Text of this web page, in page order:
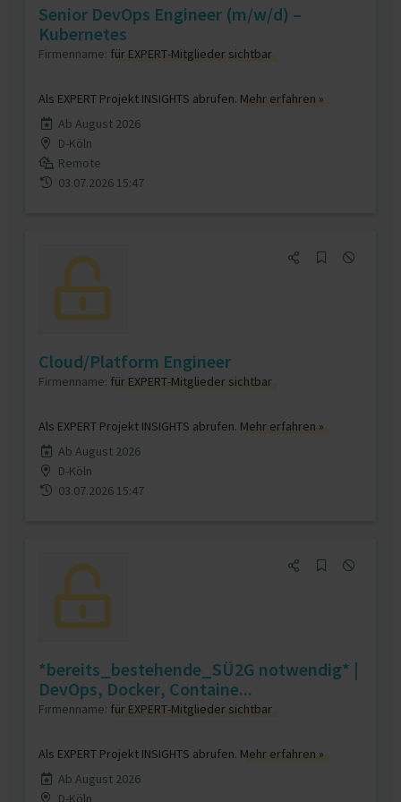
Senior DevOps Engineer (m/w/d) –
Kubernetes
Firmenname: für EXPERT-Mitglieder sichtbar
Als EXPERT Projekt INSIGHTS abrufen. Mehr erfahren »
Ab August 2026
D-Köln
Remote
03.07.2026 15:47
Cloud/Platform Engineer
Firmenname: für EXPERT-Mitglieder sichtbar
Als EXPERT Projekt INSIGHTS abrufen. Mehr erfahren »
Ab August 2026
D-Köln
03.07.2026 15:47
*bereits_bestehende_SÜ2G notwendig* |
DevOps, Docker, Containe...
Firmenname: für EXPERT-Mitglieder sichtbar
Als EXPERT Projekt INSIGHTS abrufen. Mehr erfahren »
Ab August 2026
D-Köln